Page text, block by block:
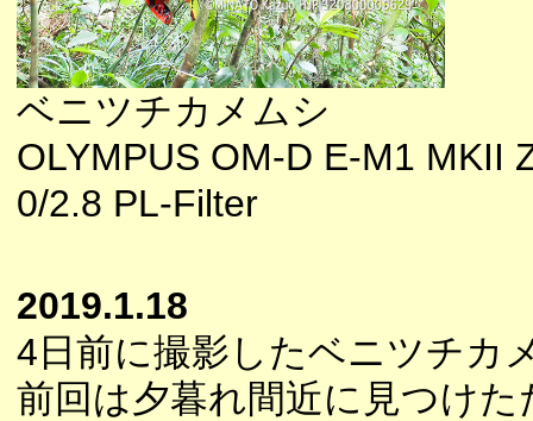
ベニツチカメムシ
OLYMPUS OM-D E-M1 MKII
0/2.8 PL-Filter
2019.1.18
4日前に撮影したベニツチカ
前回は夕暮れ間近に見つけ